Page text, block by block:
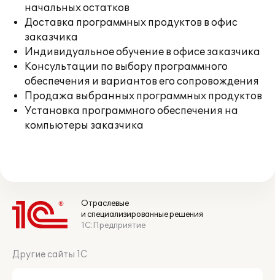
начальных остатков
Доставка программных продуктов в офис
заказчика
Индивидуальное обучение в офисе заказчика
Консультации по выбору программного
обеспечения и вариантов его сопровождения
Продажа выбранных программных продуктов
Установка программного обеспечения на
компьютеры заказчика
Отраслевые
и специализированные решения
1С:Предприятие
Другие сайты 1С